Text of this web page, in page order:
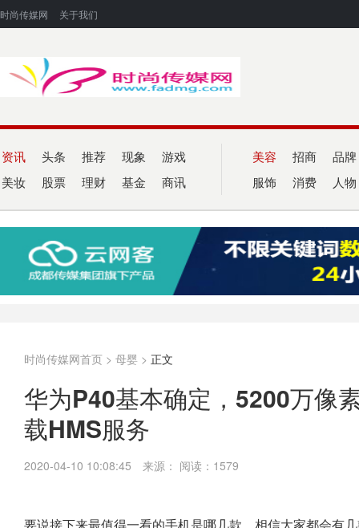
时尚传媒网 关于我们
资讯 头条 推荐 现象 游戏
美妆 股票 理财 基金 商讯
美容 招商 品牌
服饰 消费 人物
时尚传媒网首页 > 母婴 > 正文
华为P40基本确定，5200万像
载HMS服务
2020-04-10 10:08:45 来源： 阅读：1579